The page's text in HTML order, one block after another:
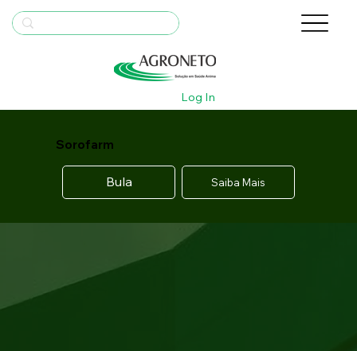
Log In
Sorofarm
Bula Saiba Mais